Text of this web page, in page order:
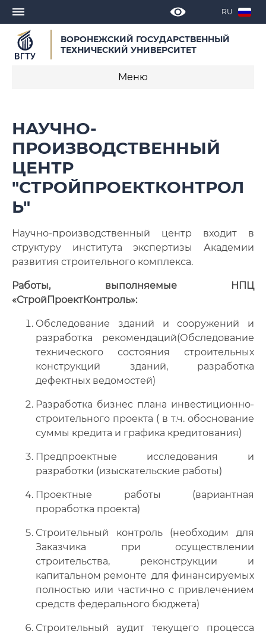
RU
ВОРОНЕЖСКИЙ ГОСУДАРСТВЕННЫЙ
ТЕХНИЧЕСКИЙ УНИВЕРСИТЕТ
Меню
"СтройПроектКонтроль"
Электронный документооборот
Сотрудники
НАУЧНО-
ПРОИЗВОДСТВЕННЫЙ
ЦЕНТР
"СТРОЙПРОЕКТКОНТРОЛ
Ь"
Научно-производственный центр входит в
структуру института экспертизы Академии
развития строительного комплекса.
Работы, выполняемые НПЦ
«СтройПроектКонтроль»:
Обследование зданий и сооружений и
разработка рекомендаций(Обследование
технического состояния строительных
конструкций зданий, разработка
дефектных ведомостей)
Разработка бизнес плана инвестиционно-
строительного проекта ( в т.ч. обоснование
суммы кредита и графика кредитования)
Предпроектные исследования и
разработки (изыскательские работы)
Проектные работы (вариантная
проработка проекта)
Строительный контроль (необходим для
Заказчика при осуществлении
строительства, реконструкции и
капитальном ремонте для финансируемых
полностью или частично с привлечением
средств федерального бюджета)
Строительный аудит текущего процесса